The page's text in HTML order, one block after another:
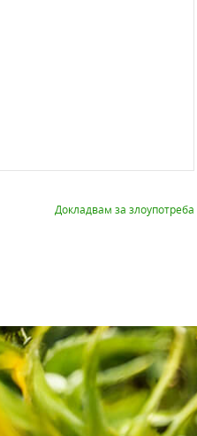
Докладвам за злоупотреба